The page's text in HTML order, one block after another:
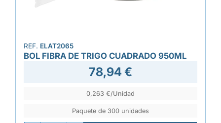
REF. ELAT2065
BOL FIBRA DE TRIGO CUADRADO 950ML
78,94 €
0,263 €/Unidad
Paquete de 300 unidades